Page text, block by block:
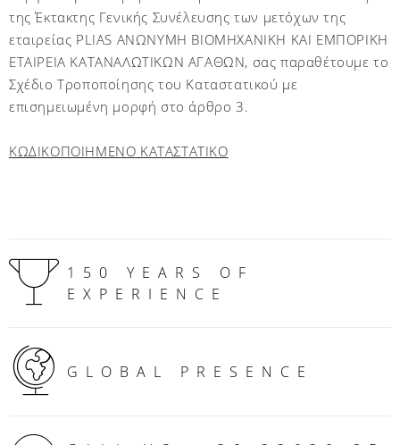
της Έκτακτης Γενικής Συνέλευσης των μετόχων της
εταιρείας PLIAS ΑΝΩΝΥΜΗ ΒΙΟΜΗΧΑΝΙΚΗ ΚΑΙ ΕΜΠΟΡΙΚΗ
ΕΤΑΙΡΕΙΑ ΚΑΤΑΝΑΛΩΤΙΚΩΝ ΑΓΑΘΩΝ, σας παραθέτουμε το
Σχέδιο Τροποποίησης του Καταστατικού με
επισημειωμένη μορφή στο άρθρο 3.
ΚΩΔΙΚΟΠΟΙΗΜΕΝΟ ΚΑΤΑΣΤΑΤΙΚΟ
150 YEARS OF
EXPERIENCE
GLOBAL PRESENCE